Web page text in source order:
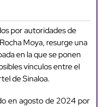
por autoridades de
Moya, resurge una
en la que se ponen
vínculos entre el
de Sinaloa.
en agosto de 2024 por